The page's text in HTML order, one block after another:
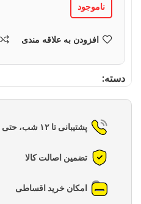
ناموجود
افزودن به علاقه مندی
دسته:
پشتیبانی تا ۱۲ شب، حتی جمعه‌ها
تضمین اصالت کالا
امکان خرید اقساطی